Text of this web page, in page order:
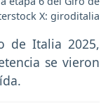
X: giroditalia
de Italia 2025,
se vieron